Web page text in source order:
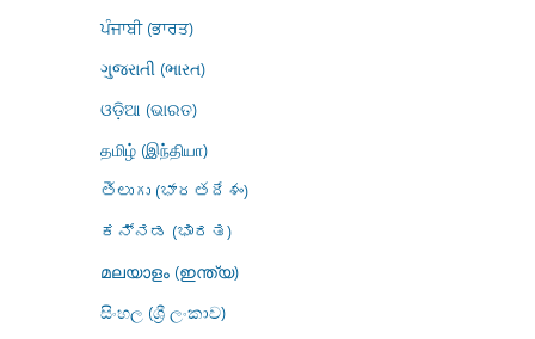
ਪੰਜਾਬੀ (ਭਾਰਤ)
ગુજરાતી (ભારત)
ଓଡ଼ିଆ (ଭାରତ)
தமிழ் (இந்தியா)
తెలుగు (భారతదేశం)
ಕನ್ನಡ (ಭಾರತ)
മലയാളം (ഇന്ത്യ)
සිංහල (ශ්‍රී ලංකාව)